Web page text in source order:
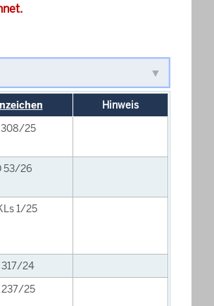
Hinweis
308/25
53/26
1/25
317/24
237/25